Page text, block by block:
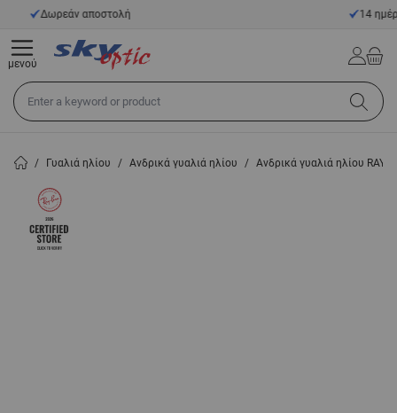
Μετάβαση στο περιεχόμενο
Αναζήτηση σε όλο το κατάστημα...
μενού
/ Γυαλιά ηλίου / Ανδρικά γυαλιά ηλίου / Ανδρικά γυαλιά ηλίου RAY-